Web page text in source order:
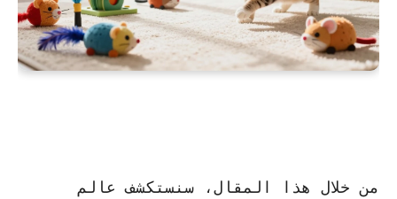
من خلال هذا المقال، سنستكشف عالم